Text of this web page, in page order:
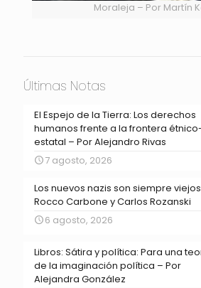
Moraleja – Por Martín
Últimas Notas
El Espejo de la Tierra: Los derechos
humanos frente a la frontera
estatal – Por Alejandro Rivas
7 agosto, 2026
Los nuevos nazis son siempre
Rocco Carbone y Carlos Rozanski
6 agosto, 2026
Libros: Sátira y política: Para una
de la imaginación política – Por
Alejandra González